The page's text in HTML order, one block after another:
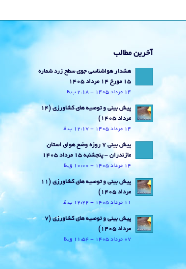
آخرین مطالب
هشدار هواشناسی جوی سطح زرد شماره
15 مورخ 14 مرداد 1405
14 مرداد 1405 - 2:18 ب.ظ
پیش بینی و توصیه های کشاورزی (14
مرداد ۱۴۰۵)
14 مرداد 1405 - 12:17 ب.ظ
پیش بینی 7 روزه وضع هوای استان
مازندران – پنجشنبه 15 مرداد 1405
14 مرداد 1405 - 10:00 ق.ظ
پیش بینی و توصیه های کشاورزی (11
مرداد ۱۴۰۵)
11 مرداد 1405 - 12:22 ب.ظ
پیش بینی و توصیه های کشاورزی (7
مرداد ۱۴۰۵)
07 مرداد 1405 - 11:54 ق.ظ